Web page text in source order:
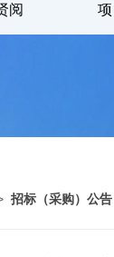
阅
招标（采购）公告